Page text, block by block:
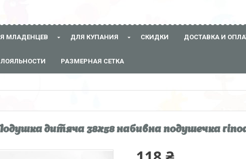
МЛАДЕНЦЕВ ДЛЯ КУПАНИЯ СКИДКИ ДОСТАВКА И
РАЗМЕРНАЯ СЕТКА
дитяча 38х58 набивна подушечка